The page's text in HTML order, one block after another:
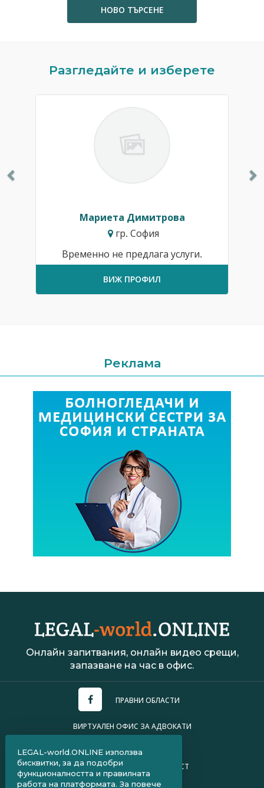
НОВО ТЪРСЕНЕ
Разгледайте и изберете
Мариета Димитрова
гр. София
Временно не предлага услуги.
ВИЖ ПРОФИЛ
Реклама
Онлайн запитвания, онлайн видео срещи,
запазване на час в офис.
ПРАВНИ ОБЛАСТИ
ВИРТУАЛЕН ОФИС ЗА АДВОКАТИ
ПОЛИТИКА ЗА ПОВЕРИТЕЛНОСТ
LEGAL-world.ONLINE използва
бисквитки, за да подобри
функционалността и правилната
работа на платформата. За повече